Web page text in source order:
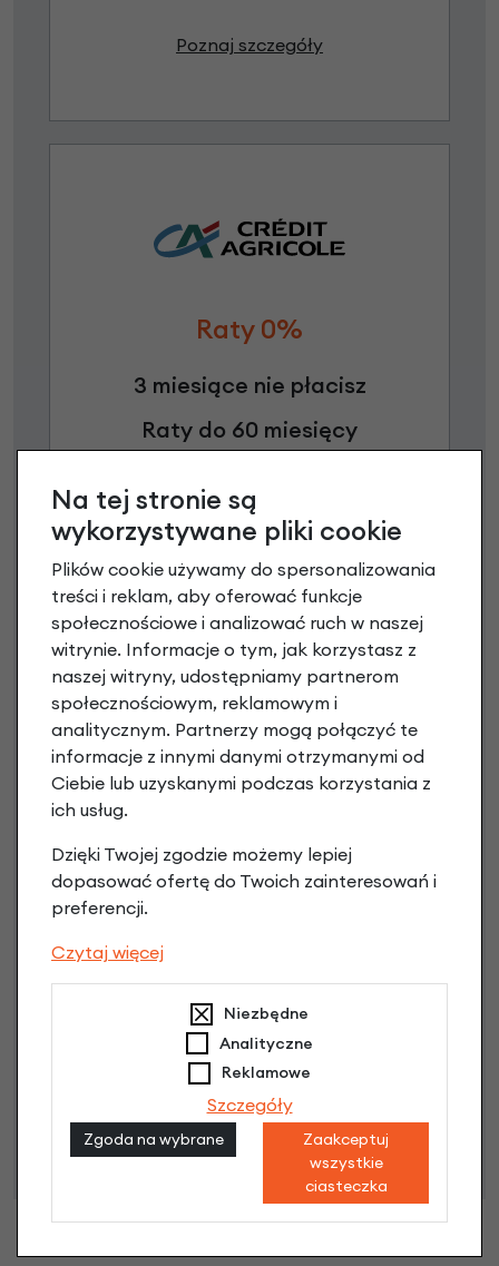
Poznaj szczegóły
Raty 0%
3 miesiące nie płacisz
Raty do 60 miesięcy
Poznaj szczegóły
Raty 0%
3 miesiące nie płacisz
Raty do 60 miesięcy
Niniejsza propozycja nie stanowi oferty w rozumieniu art.
66 Kodeksu Cywilnego. Ostateczna decyzja o warunkach
i przyznaniu kredytu zostanie podjęta po ocenie
zdolności kredytowej.
Na tej stronie są
wykorzystywane pliki cookie
Plików cookie używamy do spersonalizowania
treści i reklam, aby oferować funkcje
społecznościowe i analizować ruch w naszej
witrynie. Informacje o tym, jak korzystasz z
naszej witryny, udostępniamy partnerom
społecznościowym, reklamowym i
analitycznym. Partnerzy mogą połączyć te
informacje z innymi danymi otrzymanymi od
Ciebie lub uzyskanymi podczas korzystania z
ich usług.
Dzięki Twojej zgodzie możemy lepiej
dopasować ofertę do Twoich zainteresowań i
preferencji.
Czytaj więcej
Niezbędne
Analityczne
Reklamowe
Szczegóły
Zgoda na wybrane
Zaakceptuj
wszystkie
ciasteczka